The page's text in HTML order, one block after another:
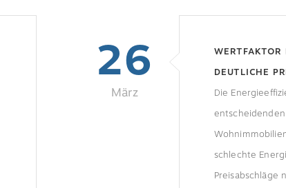
26
März
DEUTLICHE
EFFIZIENTE
Die
schlechte
Preisabschläge